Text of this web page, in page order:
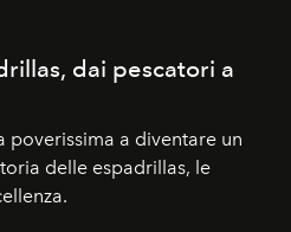
dai pescatori a
poverissima a diventare un
delle espadrillas, le